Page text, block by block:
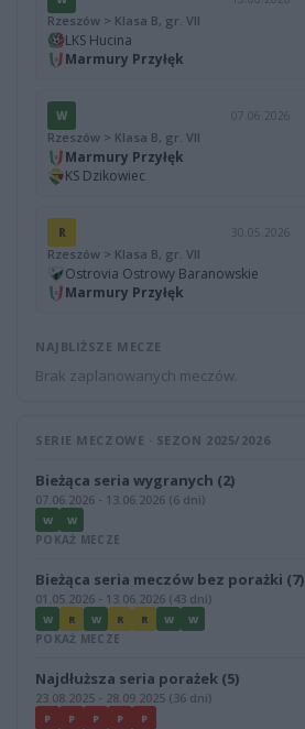
Rzeszów > Klasa B, gr. VII
LKS Hucina
Marmury Przyłęk
W 07.06.2026
Rzeszów > Klasa B, gr. VII
Marmury Przyłęk
KS Dzikowiec
R 30.05.2026
Rzeszów > Klasa B, gr. VII
Ostrovia Ostrowy Baranowskie
Marmury Przyłęk
NAJBLIŻSZE MECZE
Brak zaplanowanych meczów.
SERIE MECZOWE · SEZON 2025/2026
Bieżąca seria wygranych (2)
07.06.2026 - 13.06.2026 (6 dni)
W W
POKAŻ MECZE
Bieżąca seria meczów bez porażki (7)
01.05.2026 - 13.06.2026 (43 dni)
W R W R R W W
POKAŻ MECZE
Najdłuższa seria porażek (5)
23.08.2025 - 28.09.2025 (36 dni)
P P P P P